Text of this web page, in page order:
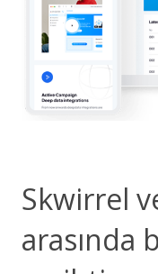
Skwirrel
arasında